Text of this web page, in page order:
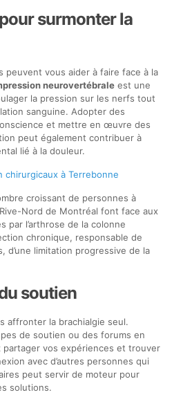
surmonter la
peuvent vous aider à faire face à la
neurovertébraleest une
la pression sur les nerfs tout
sanguine. Adopter des
et mettre en œuvre des
peut également contribuer à
lié à la douleur.
à Terrebonne
croissant de personnes à
Nord de Montréal font face aux
par l’arthrose de la colonne
chronique, responsable de
d’une limitation progressive de la
soutien
affronter la brachialgie seul.
de soutien ou des forums en
partager vos expériences et trouver
avec d’autres personnes qui
peut servir de moteur pour
solutions.